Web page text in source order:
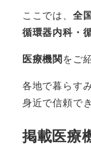
ここでは、 全
循環器内科・
医療機関 をご
各地で暮らす
身近で信頼で
掲載医療